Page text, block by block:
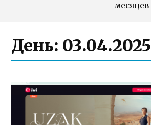
месяцев
День: 03.04.2025